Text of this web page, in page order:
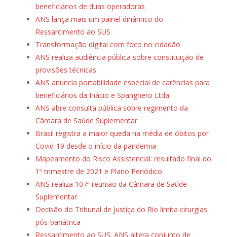
beneficiários de duas operadoras
ANS lança mais um painel dinâmico do
Ressarcimento ao SUS
Transformação digital com foco no cidadão
ANS realiza audiência pública sobre constituição de
provisões técnicas
ANS anuncia portabilidade especial de carências para
beneficiários da Inácio e Spanghero Ltda
ANS abre consulta pública sobre regimento da
Câmara de Saúde Suplementar
Brasil registra a maior queda na média de óbitos por
Covid-19 desde o início da pandemia
Mapeamento do Risco Assistencial: resultado final do
1º trimestre de 2021 e Plano Periódico
ANS realiza 107ª reunião da Câmara de Saúde
Suplementar
Decisão do Tribunal de Justiça do Rio limita cirurgias
pós-bariátrica
Ressarcimento ao SUS: ANS altera conjunto de